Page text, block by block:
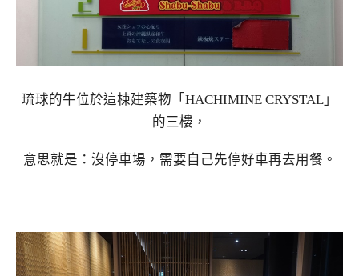
琉球的牛位於這棟建築物「HACHIMINE CRYSTAL」
的三樓，
意思就是：沒停車場，需要自己先停好車再去用餐。